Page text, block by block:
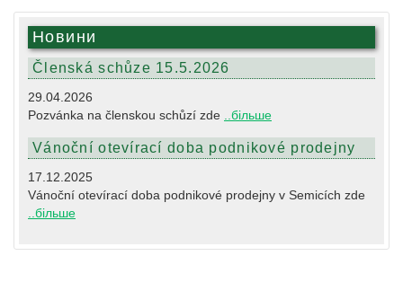
Новини
Členská schůze 15.5.2026
29.04.2026
Pozvánka na členskou schůzí zde
..більше
Vánoční otevírací doba podnikové prodejny
17.12.2025
Vánoční otevírací doba podnikové prodejny v Semicích zde
..більше